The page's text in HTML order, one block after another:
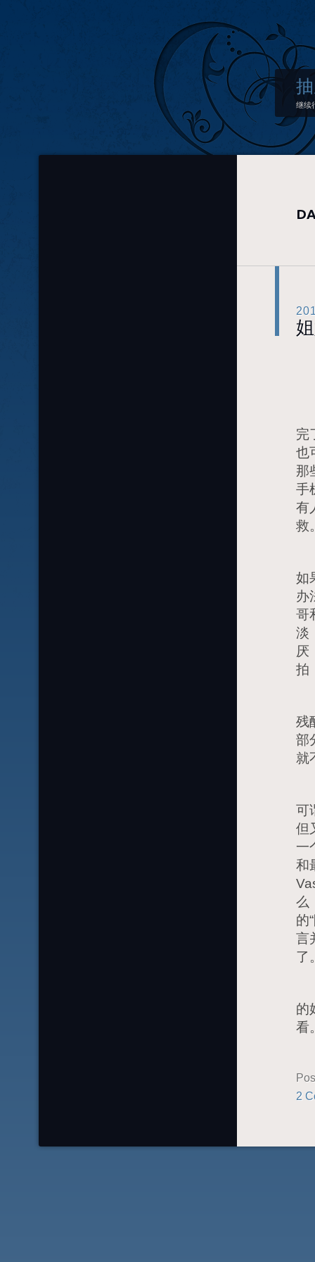
继续
完
也
那
手
有
救
如
办
哥
淡
厌
拍
残
部
就
可
但
一
和
么
的
言
了
的
看
2